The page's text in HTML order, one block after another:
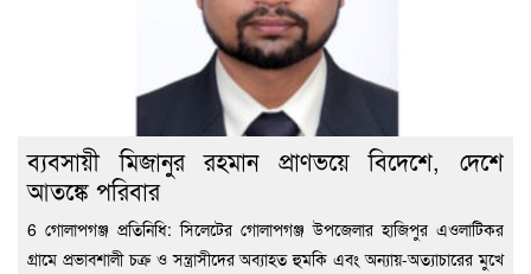
ব্যবসায়ী মিজানুর রহমান প্রাণভয়ে বিদেশে, দেশে
আতঙ্কে পরিবার
6 গোলাপগঞ্জ প্রতিনিধি: সিলেটের গোলাপগঞ্জ উপজেলার হাজিপুর এওলাটিকর
গ্রামে প্রভাবশালী চক্র ও সন্ত্রাসীদের অব্যাহত হুমকি এবং অন্যায়-অত্যাচারের মুখে